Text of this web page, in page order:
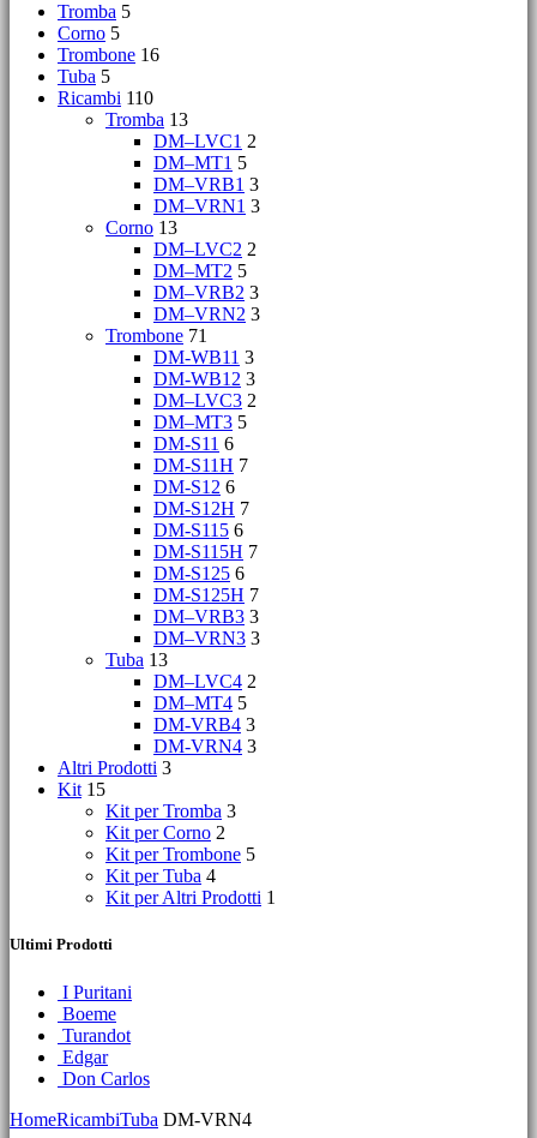
Tromba 5
Corno 5
Trombone 16
Tuba 5
Ricambi 110
Tromba 13
DM–LVC1 2
DM–MT1 5
DM–VRB1 3
DM–VRN1 3
Corno 13
DM–LVC2 2
DM–MT2 5
DM–VRB2 3
DM–VRN2 3
Trombone 71
DM-WB11 3
DM-WB12 3
DM–LVC3 2
DM–MT3 5
DM-S11 6
DM-S11H 7
DM-S12 6
DM-S12H 7
DM-S115 6
DM-S115H 7
DM-S125 6
DM-S125H 7
DM–VRB3 3
DM–VRN3 3
Tuba 13
DM–LVC4 2
DM–MT4 5
DM-VRB4 3
DM-VRN4 3
Altri Prodotti 3
Kit 15
Kit per Tromba 3
Kit per Corno 2
Kit per Trombone 5
Kit per Tuba 4
Kit per Altri Prodotti 1
Ultimi Prodotti
I Puritani
Boeme
Turandot
Edgar
Don Carlos
HomeRicambiTuba DM-VRN4